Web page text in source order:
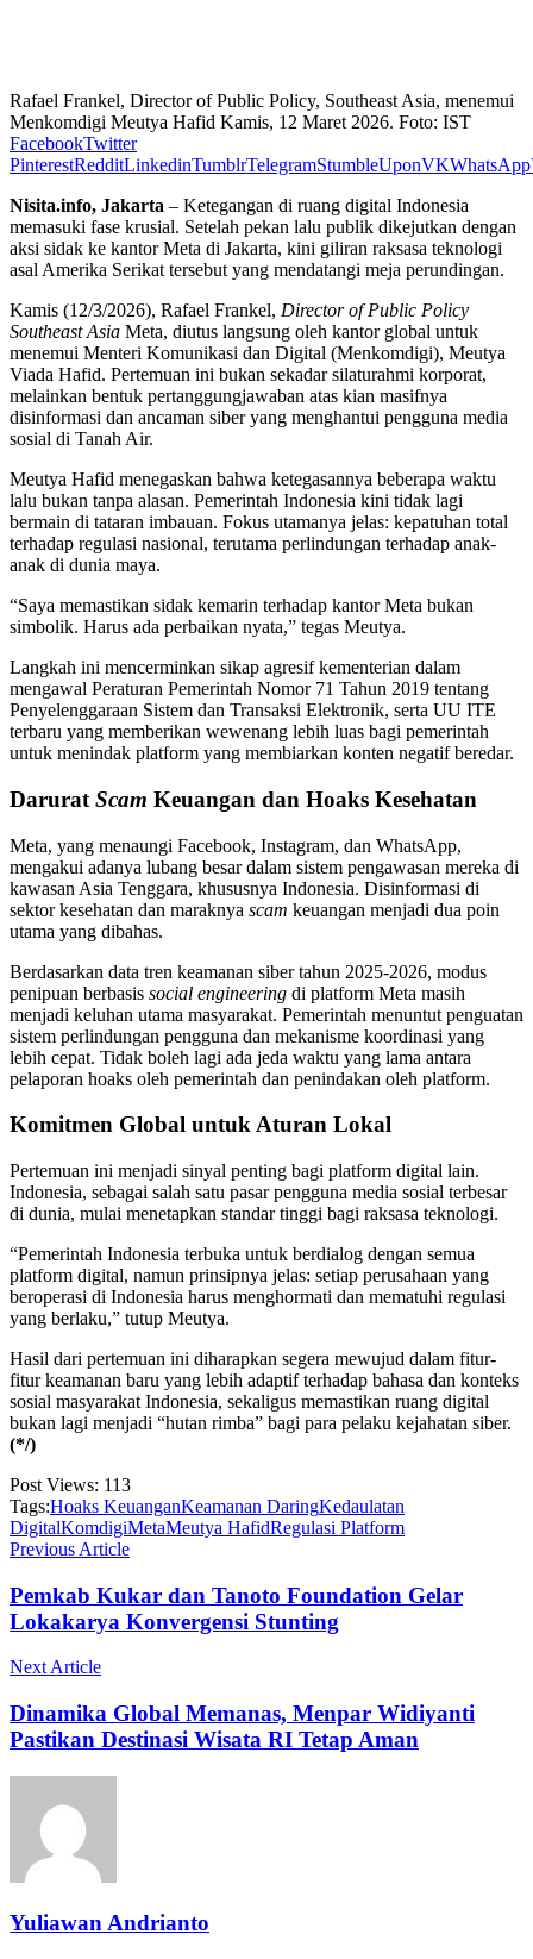
Rafael Frankel, Director of Public Policy, Southeast Asia, menemui
Menkomdigi Meutya Hafid Kamis, 12 Maret 2026. Foto: IST
FacebookTwitter
PinterestRedditLinkedinTumblrTelegramStumbleUponVKWhatsApp
Nisita.info, Jakarta – Ketegangan di ruang digital Indonesia
memasuki fase krusial. Setelah pekan lalu publik dikejutkan dengan
aksi sidak ke kantor Meta di Jakarta, kini giliran raksasa teknologi
asal Amerika Serikat tersebut yang mendatangi meja perundingan.
Kamis (12/3/2026), Rafael Frankel, Director of Public Policy
Southeast Asia Meta, diutus langsung oleh kantor global untuk
menemui Menteri Komunikasi dan Digital (Menkomdigi), Meutya
Viada Hafid. Pertemuan ini bukan sekadar silaturahmi korporat,
melainkan bentuk pertanggungjawaban atas kian masifnya
disinformasi dan ancaman siber yang menghantui pengguna media
sosial di Tanah Air.
Meutya Hafid menegaskan bahwa ketegasannya beberapa waktu
lalu bukan tanpa alasan. Pemerintah Indonesia kini tidak lagi
bermain di tataran imbauan. Fokus utamanya jelas: kepatuhan total
terhadap regulasi nasional, terutama perlindungan terhadap anak-
anak di dunia maya.
“Saya memastikan sidak kemarin terhadap kantor Meta bukan
simbolik. Harus ada perbaikan nyata,” tegas Meutya.
Langkah ini mencerminkan sikap agresif kementerian dalam
mengawal Peraturan Pemerintah Nomor 71 Tahun 2019 tentang
Penyelenggaraan Sistem dan Transaksi Elektronik, serta UU ITE
terbaru yang memberikan wewenang lebih luas bagi pemerintah
untuk menindak platform yang membiarkan konten negatif beredar.
Darurat Scam Keuangan dan Hoaks Kesehatan
Meta, yang menaungi Facebook, Instagram, dan WhatsApp,
mengakui adanya lubang besar dalam sistem pengawasan mereka di
kawasan Asia Tenggara, khususnya Indonesia. Disinformasi di
sektor kesehatan dan maraknya scam keuangan menjadi dua poin
utama yang dibahas.
Berdasarkan data tren keamanan siber tahun 2025-2026, modus
penipuan berbasis social engineering di platform Meta masih
menjadi keluhan utama masyarakat. Pemerintah menuntut penguatan
sistem perlindungan pengguna dan mekanisme koordinasi yang
lebih cepat. Tidak boleh lagi ada jeda waktu yang lama antara
pelaporan hoaks oleh pemerintah dan penindakan oleh platform.
Komitmen Global untuk Aturan Lokal
Pertemuan ini menjadi sinyal penting bagi platform digital lain.
Indonesia, sebagai salah satu pasar pengguna media sosial terbesar
di dunia, mulai menetapkan standar tinggi bagi raksasa teknologi.
“Pemerintah Indonesia terbuka untuk berdialog dengan semua
platform digital, namun prinsipnya jelas: setiap perusahaan yang
beroperasi di Indonesia harus menghormati dan mematuhi regulasi
yang berlaku,” tutup Meutya.
Hasil dari pertemuan ini diharapkan segera mewujud dalam fitur-
fitur keamanan baru yang lebih adaptif terhadap bahasa dan konteks
sosial masyarakat Indonesia, sekaligus memastikan ruang digital
bukan lagi menjadi “hutan rimba” bagi para pelaku kejahatan siber.
(*/)
Post Views: 113
Tags:Hoaks KeuanganKeamanan DaringKedaulatan
DigitalKomdigiMetaMeutya HafidRegulasi Platform
Previous Article
Pemkab Kukar dan Tanoto Foundation Gelar
Lokakarya Konvergensi Stunting
Next Article
Dinamika Global Memanas, Menpar Widiyanti
Pastikan Destinasi Wisata RI Tetap Aman
Yuliawan Andrianto